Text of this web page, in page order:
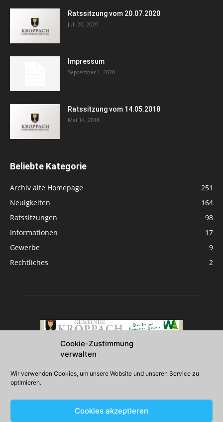
Cookie-Zustimmung
verwalten
Wir verwenden Cookies, um unsere Website und unseren Service zu
optimieren.
Cookies akzeptieren
Ratssitzung vom 20.07.2020
Juli 20, 2020
Impressum
September 1, 2020
Ratssitzung vom 14.05.2018
Mai 14, 2018
Beliebte Kategorie
Archiv alte Homepage
251
Neuigkeiten
164
Ratssitzungen
98
Informationen
17
Gewerbe
9
Rechtliches
2